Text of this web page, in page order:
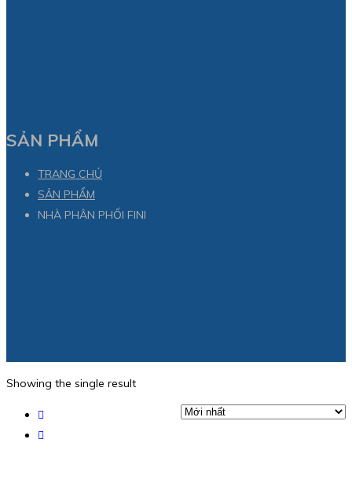
SẢN PHẨM
TRANG CHỦ
SẢN PHẨM
NHÀ PHÂN PHỐI FINI
Showing the single result